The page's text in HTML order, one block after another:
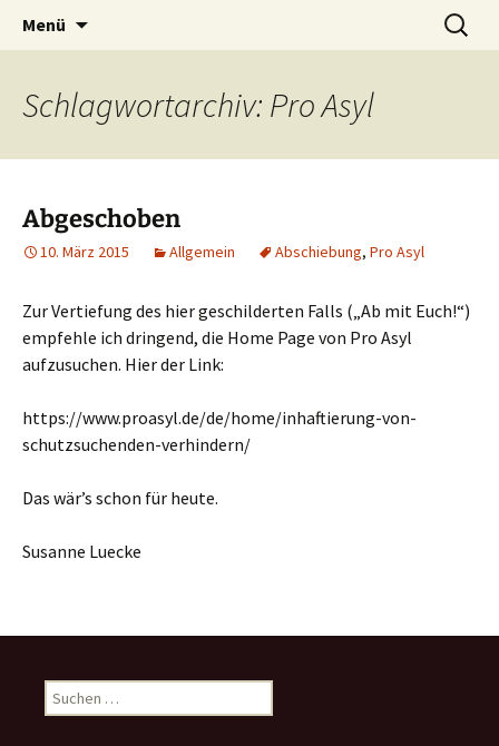
Nestbeschmutzer
Die Autorin Susanne Lücke räumt auf
Menü
Suchen
nach:
Schlagwortarchiv: Pro Asyl
Abgeschoben
10. März 2015 Allgemein Abschiebung, Pro Asyl
Zur Vertiefung des hier geschilderten Falls („Ab mit Euch!“)
empfehle ich dringend, die Home Page von Pro Asyl
aufzusuchen. Hier der Link:
https://www.proasyl.de/de/home/inhaftierung-von-
schutzsuchenden-verhindern/
Das wär’s schon für heute.
Susanne Luecke
Suchen
nach: